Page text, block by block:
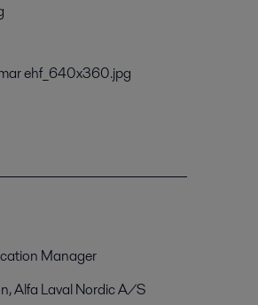
ehf_640x360.jpg
Manager
Alfa Laval Nordic A/S